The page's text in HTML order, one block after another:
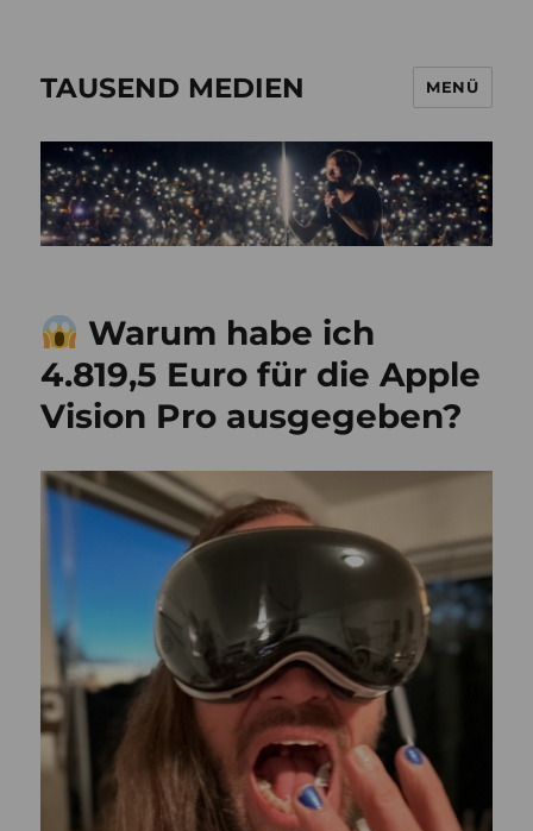
TAUSEND MEDIEN MENÜ
Warum habe ich
4.819,5 Euro für die Apple
Vision Pro ausgegeben?